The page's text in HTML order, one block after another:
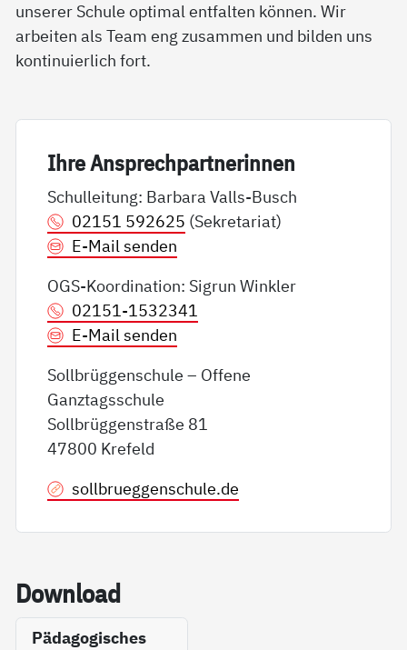
unserer Schule optimal entfalten können. Wir
arbeiten als Team eng zusammen und bilden uns
kontinuierlich fort.
Ih­re An­sp­rech­part­ne­rin­nen
Schulleitung: Barbara Valls-Busch
02151 592625 (Sekretariat)
E-Mail senden
OGS-Koordination: Sigrun Winkler
02151-1532341
E-Mail senden
Sollbrüggenschule – Offene
Ganztagsschule
Sollbrüggenstraße 81
47800 Krefeld
sollbrueggenschule.de
Down­load
Pädagogisches